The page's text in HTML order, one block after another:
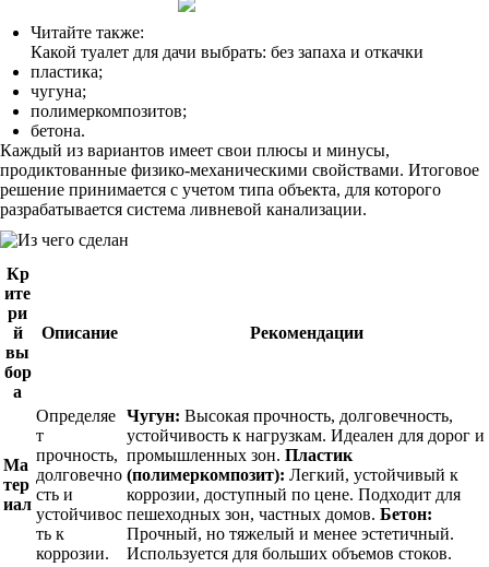
Читайте также:
Какой туалет для дачи выбрать: без запаха и откачки
пластика;
чугуна;
полимеркомпозитов;
бетона.
Каждый из вариантов имеет свои плюсы и минусы,
продиктованные физико-механическими свойствами. Итоговое
решение принимается с учетом типа объекта, для которого
разрабатывается система ливневой канализации.
Кр
ите
ри
й
вы
бор
а
Описание Рекомендации
Ма
тер
иал
Определяе
т
прочность,
долговечно
сть и
устойчивос
ть к
коррозии.
Чугун: Высокая прочность, долговечность,
устойчивость к нагрузкам. Идеален для дорог и
промышленных зон. Пластик
(полимеркомпозит): Легкий, устойчивый к
коррозии, доступный по цене. Подходит для
пешеходных зон, частных домов. Бетон:
Прочный, но тяжелый и менее эстетичный.
Используется для больших объемов стоков.